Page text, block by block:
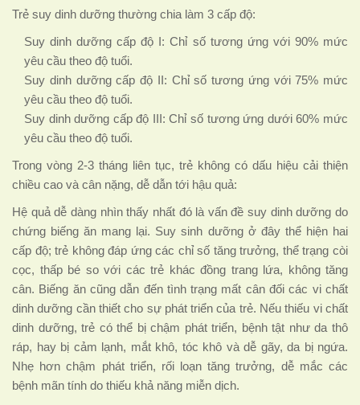
Trẻ suy dinh dưỡng thường chia làm 3 cấp độ:
Suy dinh dưỡng cấp độ I: Chỉ số tương ứng với 90% mức
yêu cầu theo độ tuổi.
Suy dinh dưỡng cấp độ II: Chỉ số tương ứng với 75% mức
yêu cầu theo độ tuổi.
Suy dinh dưỡng cấp độ III: Chỉ số tương ứng dưới 60% mức
yêu cầu theo độ tuổi.
Trong vòng 2-3 tháng liên tục, trẻ không có dấu hiệu cải thiện
chiều cao và cân nặng, dễ dẫn tới hậu quả:
Hệ quả dễ dàng nhìn thấy nhất đó là vấn đề suy dinh dưỡng do
chứng biếng ăn mang lại. Suy sinh dưỡng ở đây thể hiện hai
cấp độ; trẻ không đáp ứng các chỉ số tăng trưởng, thể trạng còi
cọc, thấp bé so với các trẻ khác đồng trang lứa, không tăng
cân. Biếng ăn cũng dẫn đến tình trạng mất cân đối các vi chất
dinh dưỡng cần thiết cho sự phát triển của trẻ. Nếu thiếu vi chất
dinh dưỡng, trẻ có thể bị chậm phát triển, bệnh tật như da thô
ráp, hay bị cảm lạnh, mắt khô, tóc khô và dễ gãy, da bị ngứa.
Nhẹ hơn chậm phát triển, rối loạn tăng trưởng, dễ mắc các
bệnh mãn tính do thiếu khả năng miễn dịch.